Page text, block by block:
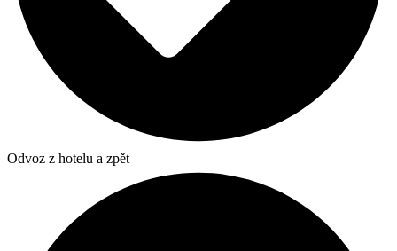
Odvoz z hotelu a zpět